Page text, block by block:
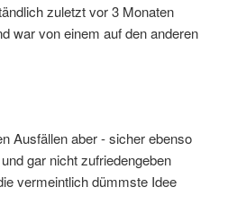
zuletzt vor 3 Monaten
war von einem auf den anderen
Ausfällen aber - sicher ebenso
gar nicht zufriedengeben
vermeintlich dümmste Idee